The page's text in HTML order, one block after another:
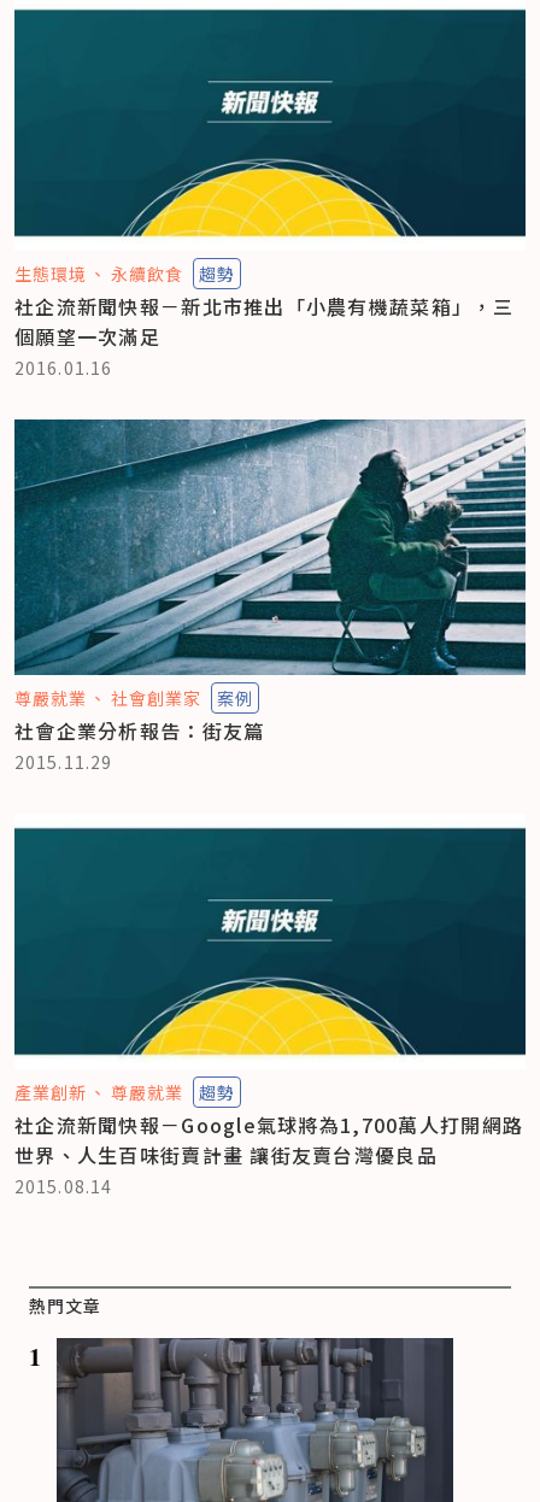
生態環境 永續飲食 趨勢
社企流新聞快報－新北市推出「小農有機蔬菜箱」，三
個願望一次滿足
2016.01.16
尊嚴就業 社會創業家 案例
社會企業分析報告：街友篇
2015.11.29
產業創新 尊嚴就業 趨勢
社企流新聞快報－Google氣球將為1,700萬人打開網路
世界、人生百味街賣計畫 讓街友賣台灣優良品
2015.08.14
熱門文章
1